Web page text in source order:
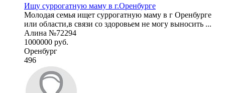
Ищу суррогатную маму в г.Оренбурге
Молодая семья ищет суррогатную маму в г Оренбурге
или области,в связи со здоровьем не могу выносить ...
Алина №72294
1000000 руб.
Оренбург
496